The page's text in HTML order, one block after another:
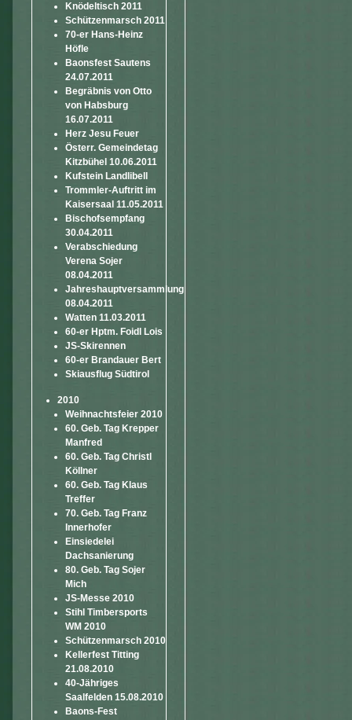
Knödeltisch 2011
Schützenmarsch 2011
70-er Hans-Heinz
Höfle
Baonsfest Sautens
24.07.2011
Begräbnis von Otto
von Habsburg
16.07.2011
Herz Jesu Feuer
Österr. Gemeindetag
Kitzbühel 10.06.2011
Kufstein Landlibell
Trommler-Auftritt im
Kaisersaal 11.05.2011
Bischofsempfang
30.04.2011
Verabschiedung
Verena Sojer
08.04.2011
Jahreshauptversammlung
08.04.2011
Watten 11.03.2011
60-er Hptm. Foidl Lois
JS-Skirennen
60-er Brandauer Bert
Skiausflug Südtirol
2010
Weihnachtsfeier 2010
60. Geb. Tag Krepper
Manfred
60. Geb. Tag Christl
Köllner
60. Geb. Tag Klaus
Treffer
70. Geb. Tag Franz
Innerhofer
Einsiedelei
Dachsanierung
80. Geb. Tag Sojer
Mich
JS-Messe 2010
Stihl Timbersports
WM 2010
Schützenmarsch 2010
Kellerfest Titting
21.08.2010
40-Jähriges
Saalfelden 15.08.2010
Baons-Fest